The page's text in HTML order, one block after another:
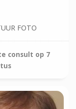
FOTO
consult op 7